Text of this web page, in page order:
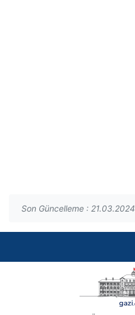
Son Güncelleme : 21.03.2024